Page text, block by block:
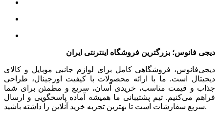
دیجی فانوس؛ بزرگترین فروشگاه اینترنتی ایران
دیجی‌فانوس، فروشگاهی کامل برای لوازم جانبی موبایل و کالای
دیجیتال است. ما با ارائه محصولات با کیفیت اورجینال، طراحی
جذاب و قیمت مناسب، خریدی آسان، سریع و مطمئن برای شما
فراهم می‌کنیم. تیم پشتیبانی ما همیشه آماده پاسخگویی و ارسال
سریع سفارشات است تا بهترین تجربه خرید آنلاین را داشته باشید.